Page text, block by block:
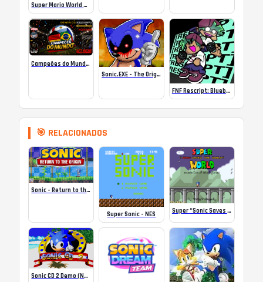
Super Mario World SA-1 Online
Campeões do Mundo (ISS) Online
Sonic.EXE – The Original Game Online
FNF Rescript: Blueballed
🎯 RELACIONADOS
Sonic – Return to the Origin
Super Sonic – NES Super “Sonic Saves the World” World
Sonic CD 2 Demo (Neo Sonic Team)